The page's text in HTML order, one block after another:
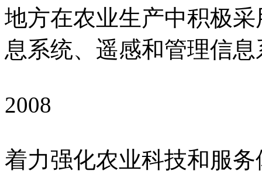
地方在农业生产中积极
息系统、遥感和管理信
2008
着力强化农业科技和服